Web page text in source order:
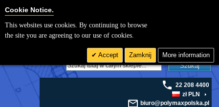
Szukaj
22 208 4400
zł PLN
biuro@polymaxpolska.pl
Cookie Notice.
This websites use cookies. By continuing to browse
the site you are agreeing to our use of cookies.
Accept Zamknij More information
Cookie Settings